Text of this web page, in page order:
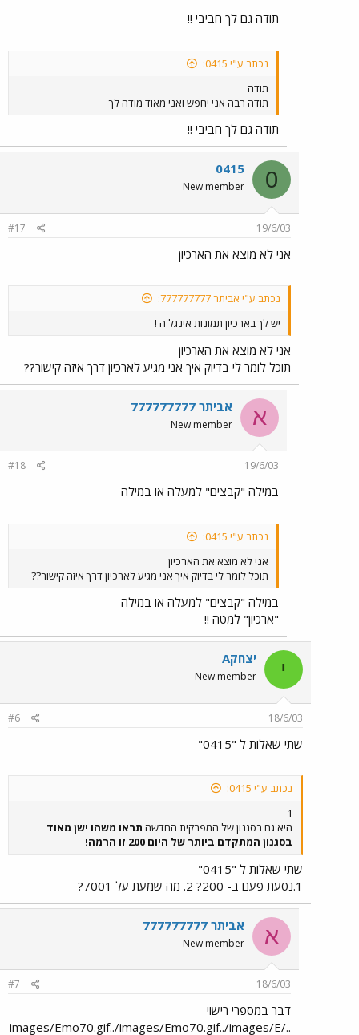
תודה גם לך חביבי !!
נכתב ע"י 0415:
תודה
תודה רבה אני יחפש ואני מאוד מודה לך
תודה גם לך חביבי !!
0
0415
New member
19/6/03
#17
אני לא מוצא את הארכיון
נכתב ע"י אביתר 777777777:
יש לך בארכיון תמונות אינגל'ה !
אני לא מוצא את הארכיון
תוכל לומר לי בדיוק איך אני מגיע לארכיון דרך איזה קישור??
א אביתר 777777777
New member
19/6/03
#18
במילה "קבצים" למעלה או במילה
נכתב ע"י 0415:
אני לא מוצא את הארכיון
תוכל לומר לי בדיוק איך אני מגיע לארכיון דרך איזה קישור??
במילה "קבצים" למעלה או במילה
"ארכיון" למטה !!
י יצחקA
New member
18/6/03
#6
שתי שאלות ל "0415"
נכתב ע"י 0415:
1
היא גם בסגנון של המפרקית החדשה תראו משהו ישן מאוד
בסגנון המתקדם ביותר של היום 200 זו הרמה!
שתי שאלות ל "0415"
1.נסעת פעם ב- 200? 2. מה שמעת על 7001?
א אביתר 777777777
New member
18/6/03
#7
דבר במספרי רישוי
../images/Emo70.gif../images/Emo70.gif../images/E